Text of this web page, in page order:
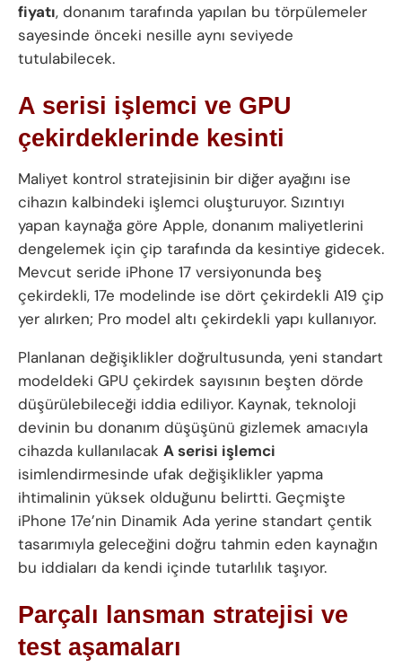
fiyatı, donanım tarafında yapılan bu törpülemeler
sayesinde önceki nesille aynı seviyede
tutulabilecek.
A serisi işlemci ve GPU
çekirdeklerinde kesinti
Maliyet kontrol stratejisinin bir diğer ayağını ise
cihazın kalbindeki işlemci oluşturuyor. Sızıntıyı
yapan kaynağa göre Apple, donanım maliyetlerini
dengelemek için çip tarafında da kesintiye gidecek.
Mevcut seride iPhone 17 versiyonunda beş
çekirdekli, 17e modelinde ise dört çekirdekli A19 çip
yer alırken; Pro model altı çekirdekli yapı kullanıyor.
Planlanan değişiklikler doğrultusunda, yeni standart
modeldeki GPU çekirdek sayısının beşten dörde
düşürülebileceği iddia ediliyor. Kaynak, teknoloji
devinin bu donanım düşüşünü gizlemek amacıyla
cihazda kullanılacak A serisi işlemci
isimlendirmesinde ufak değişiklikler yapma
ihtimalinin yüksek olduğunu belirtti. Geçmişte
iPhone 17e’nin Dinamik Ada yerine standart çentik
tasarımıyla geleceğini doğru tahmin eden kaynağın
bu iddiaları da kendi içinde tutarlılık taşıyor.
Parçalı lansman stratejisi ve
test aşamaları